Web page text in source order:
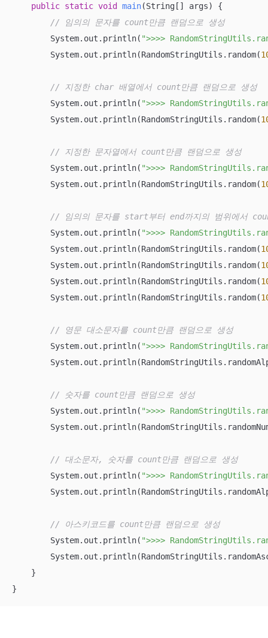
public static void main(String[] args)
{
// 임의의 문자를 count만큼 랜덤으로 생성
        System.out.println(
">>>>
        System.out.println(RandomStringUtils.random(
// 지정한 char 배열에서 count만큼 랜덤으로 생성
        System.out.println(
">>>>
        System.out.println(RandomStringUtils.random(
// 지정한 문자열에서 count만큼 랜덤으로 생성
        System.out.println(
">>>>
        System.out.println(RandomStringUtils.random(
// 임의의 문자를 start부터 end까지의 범위에서
        System.out.println(
">>>>
        System.out.println(RandomStringUtils.random(
        System.out.println(RandomStringUtils.random(
        System.out.println(RandomStringUtils.random(
        System.out.println(RandomStringUtils.random(
// 영문 대소문자를 count만큼 랜덤으로 생성
        System.out.println(
">>>>
// 숫자를 count만큼 랜덤으로 생성
        System.out.println(
">>>>
// 대소문자, 숫자를 count만큼 랜덤으로 생성
        System.out.println(
">>>>
// 아스키코드를 count만큼 랜덤으로 생성
        System.out.println(
">>>>
    }
}